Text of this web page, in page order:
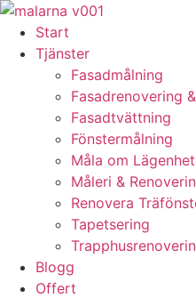
Skip
content
Start
Tjänster
Fasadmålning
Fasadrenovering
Fasadtvättning
Fönstermålning
Måla om Lägenhet
Måleri &
Renovera
Tapetsering
Blogg
Offert